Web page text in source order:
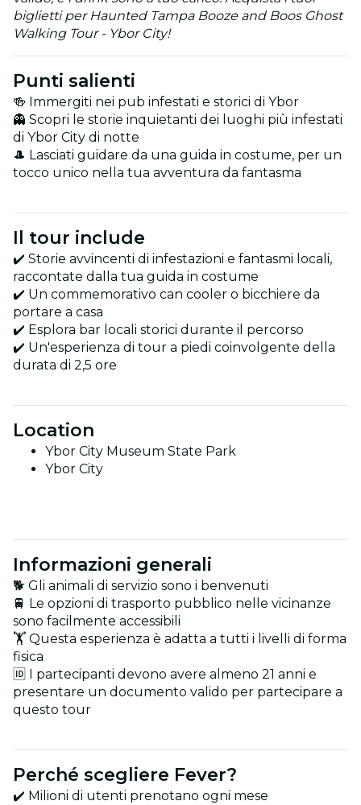
biglietti per Haunted Tampa Booze and Boos Ghost
Walking Tour - Ybor City!
Punti salienti
🍻 Immergiti nei pub infestati e storici di Ybor
👻 Scopri le storie inquietanti dei luoghi più infestati
di Ybor City di notte
🎩 Lasciati guidare da una guida in costume, per un
tocco unico nella tua avventura da fantasma
Il tour include
✔️ Storie avvincenti di infestazioni e fantasmi locali,
raccontate dalla tua guida in costume
✔️ Un commemorativo can cooler o bicchiere da
portare a casa
✔️ Esplora bar locali storici durante il percorso
✔️ Un'esperienza di tour a piedi coinvolgente della
durata di 2,5 ore
Location
Ybor City Museum State Park
Ybor City
Informazioni generali
🐕 Gli animali di servizio sono i benvenuti
🚆 Le opzioni di trasporto pubblico nelle vicinanze
sono facilmente accessibili
🏋️ Questa esperienza è adatta a tutti i livelli di forma
fisica
🆔 I partecipanti devono avere almeno 21 anni e
presentare un documento valido per partecipare a
questo tour
Perché scegliere Fever?
✔️ Milioni di utenti prenotano ogni mese